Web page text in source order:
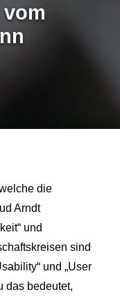
die
Arndt
und
sind
und „User
das bedeutet,